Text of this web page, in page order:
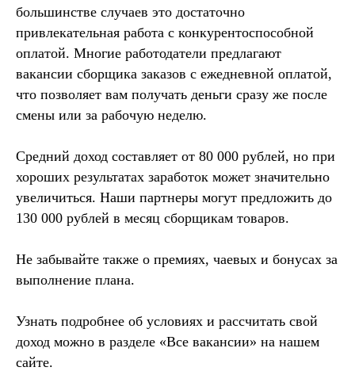
большинстве случаев это достаточно
привлекательная работа с конкурентоспособной
оплатой. Многие работодатели предлагают
вакансии сборщика заказов с ежедневной оплатой,
что позволяет вам получать деньги сразу же после
смены или за рабочую неделю.
Средний доход составляет от 80 000 рублей, но при
хороших результатах заработок может значительно
увеличиться. Наши партнеры могут предложить до
130 000 рублей в месяц сборщикам товаров.
Не забывайте также о премиях, чаевых и бонусах за
выполнение плана.
Узнать подробнее об условиях и рассчитать свой
доход можно в разделе «Все вакансии» на нашем
сайте.